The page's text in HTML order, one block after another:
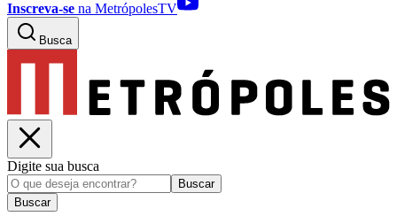
Inscreva-se na MetrópolesTV
Busca
Digite sua busca
Buscar
Buscar